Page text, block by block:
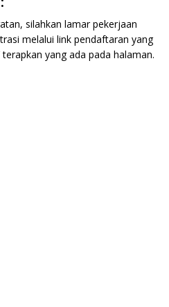
silahkan lamar pekerjaan
melalui link pendaftaran yang
yang ada pada halaman.